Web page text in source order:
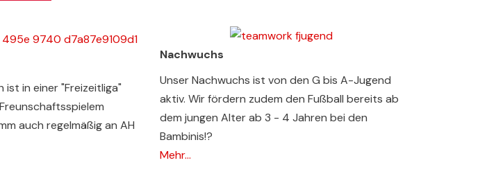
ist in einer "Freizeitliga"
auch regelmäßig an AH
Nachwuchs
Unser Nachwuchs ist von den G bis A-Jugend
aktiv. Wir fördern zudem den Fußball bereits ab
dem jungen Alter ab 3 - 4 Jahren bei den
Bambinis!?
Mehr...